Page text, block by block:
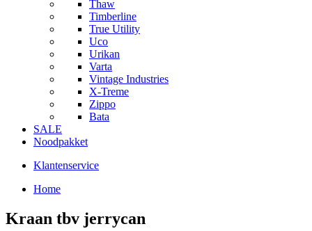
Thaw
Timberline
True Utility
Uco
Urikan
Varta
Vintage Industries
X-Treme
Zippo
Bata
SALE
Noodpakket
Klantenservice
Home
Kraan tbv jerrycan